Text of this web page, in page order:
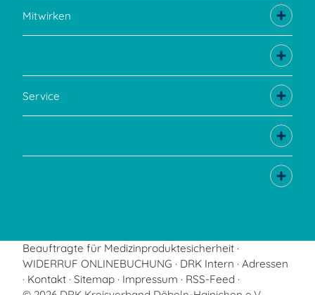
Mitwirken
Service
Beauftragte für Medizinproduktesicherheit
WIDERRUF ONLINEBUCHUNG
DRK Intern
Adressen
Kontakt Sitemap Impressum
RSS-Feed